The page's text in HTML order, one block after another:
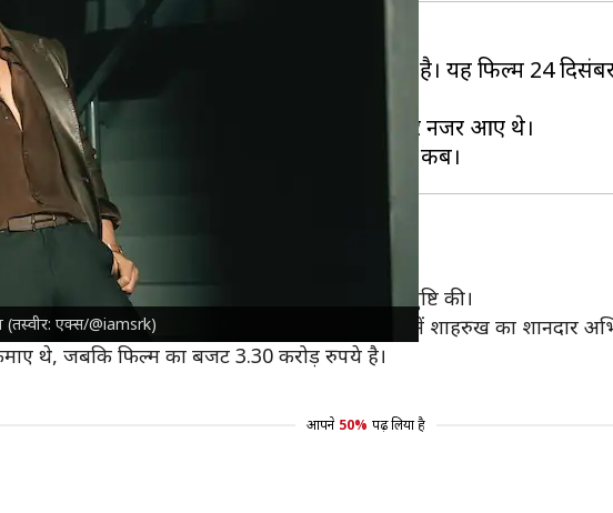
(तस्वीर: एक्स/@iamsrk)
की यादगार और सबसे सुपरहिट फिल्मों में से एक है। यह फिल्म 24
के साथसनी देओल
और जूही चावला जैसे सितारे नजर आए थे।
में रिलीज किया जाएगा। PVR सिनेमा ने खुद इसकी पुष्टि की।
खतरनाक है और उसकी कहानी वापस आ गई है। 'डर' में शाहरुख का शानदार
थे, जबकि फिल्म का बजट 3.30 करोड़ रुपये है।
आपने 50% पढ़ लिया है